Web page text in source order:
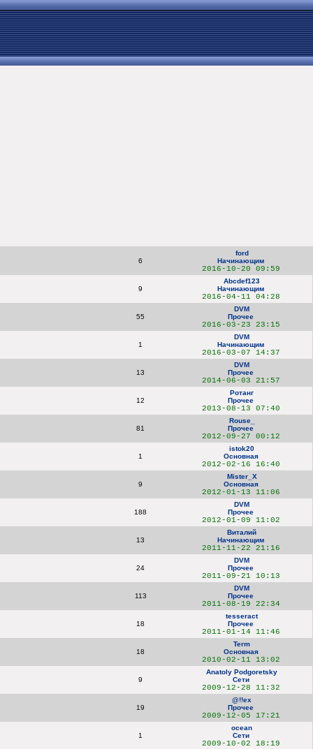
6
ford
Начинающим
2016-10-20 09:59
9
Abcdef123
Начинающим
2016-04-11 04:28
55
DVM
Прочее
2016-03-23 23:15
1
DVM
Начинающим
2016-03-07 14:37
13
DVM
Прочее
2014-06-03 21:57
12
Ротанг
Прочее
2013-08-13 07:40
81
Rouse_
Прочее
2012-09-27 00:12
1
istok20
Основная
2012-02-16 16:40
9
Mister_X
Основная
2012-01-13 11:06
188
DVM
Прочее
2012-01-09 11:02
13
Виталий
Начинающим
2011-11-22 21:16
24
DVM
Прочее
2011-09-21 10:13
113
DVM
Прочее
2011-08-19 22:34
18
tesseract
Прочее
2011-01-14 11:46
18
Term
Основная
2010-02-11 13:02
9
Anatoly Podgoretsky
Сети
2009-12-28 11:32
19
@!!ex
Прочее
2009-12-05 17:21
1
ocean
Сети
2009-10-02 18:19